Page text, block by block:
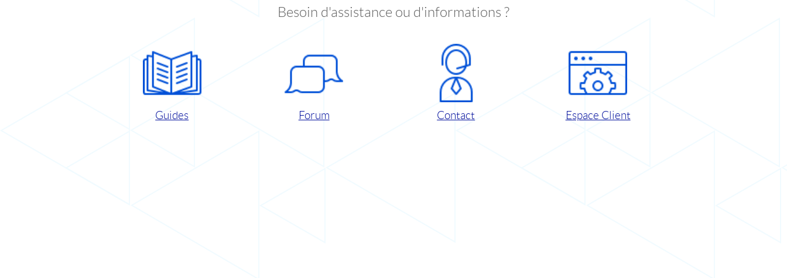
Besoin d'assistance ou d'informations ?
Guides Forum Contact Espace Client